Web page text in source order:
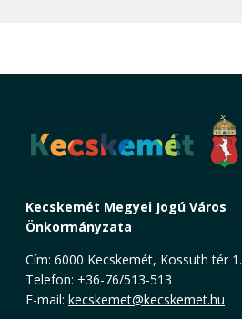
Kecskemét Megyei Jogú Város
Önkormányzata
Cím: 6000 Kecskemét, Kossuth tér 1.
Telefon: +36-76/513-513
E-mail: kecskemet@kecskemet.hu